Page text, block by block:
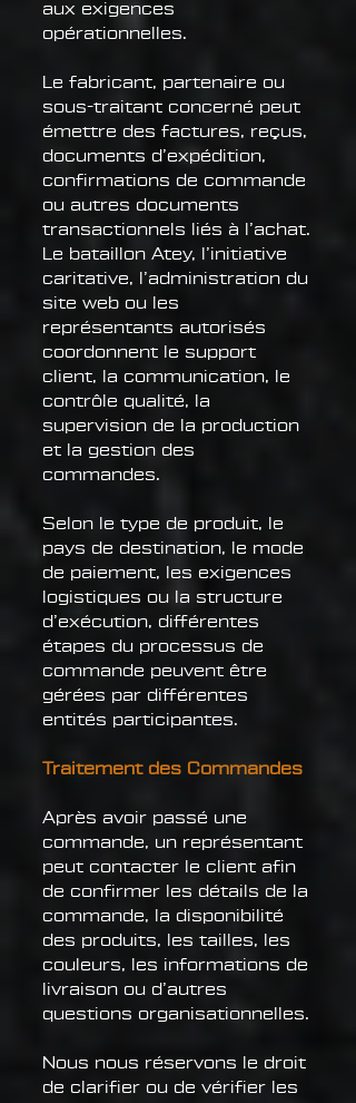
aux exigences
opérationnelles.
Le fabricant, partenaire ou
sous-traitant concerné peut
émettre des factures, reçus,
documents d’expédition,
confirmations de commande
ou autres documents
transactionnels liés à l’achat.
Le bataillon Atey, l’initiative
caritative, l’administration du
site web ou les
représentants autorisés
coordonnent le support
client, la communication, le
contrôle qualité, la
supervision de la production
et la gestion des
commandes.
Selon le type de produit, le
pays de destination, le mode
de paiement, les exigences
logistiques ou la structure
d’exécution, différentes
étapes du processus de
commande peuvent être
gérées par différentes
entités participantes.
Traitement des Commandes
Après avoir passé une
commande, un représentant
peut contacter le client afin
de confirmer les détails de la
commande, la disponibilité
des produits, les tailles, les
couleurs, les informations de
livraison ou d’autres
questions organisationnelles.
Nous nous réservons le droit
de clarifier ou de vérifier les